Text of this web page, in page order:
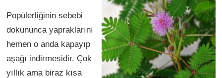
Popülerliğinin sebebi
dokununca yapraklarını
hemen o anda kapayıp
aşağı indirmesidir. Çok
yıllık ama biraz kısa